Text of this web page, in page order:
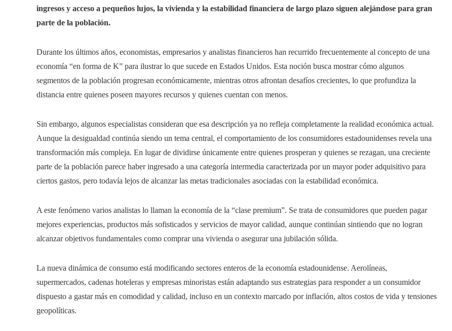
ingresos y acceso a pequeños lujos, la vivienda y la estabilidad financiera de largo plazo siguen alejándose para gran
parte de la población.
Durante los últimos años, economistas, empresarios y analistas financieros han recurrido frecuentemente al concepto de una
economía “en forma de K” para ilustrar lo que sucede en Estados Unidos. Esta noción busca mostrar cómo algunos
segmentos de la población progresan económicamente, mientras otros afrontan desafíos crecientes, lo que profundiza la
distancia entre quienes poseen mayores recursos y quienes cuentan con menos.
Sin embargo, algunos especialistas consideran que esa descripción ya no refleja completamente la realidad económica actual.
Aunque la desigualdad continúa siendo un tema central, el comportamiento de los consumidores estadounidenses revela una
transformación más compleja. En lugar de dividirse únicamente entre quienes prosperan y quienes se rezagan, una creciente
parte de la población parece haber ingresado a una categoría intermedia caracterizada por un mayor poder adquisitivo para
ciertos gastos, pero todavía lejos de alcanzar las metas tradicionales asociadas con la estabilidad económica.
A este fenómeno varios analistas lo llaman la economía de la “clase premium”. Se trata de consumidores que pueden pagar
mejores experiencias, productos más sofisticados y servicios de mayor calidad, aunque continúan sintiendo que no logran
alcanzar objetivos fundamentales como comprar una vivienda o asegurar una jubilación sólida.
La nueva dinámica de consumo está modificando sectores enteros de la economía estadounidense. Aerolíneas,
supermercados, cadenas hoteleras y empresas minoristas están adaptando sus estrategias para responder a un consumidor
dispuesto a gastar más en comodidad y calidad, incluso en un contexto marcado por inflación, altos costos de vida y tensiones
geopolíticas.